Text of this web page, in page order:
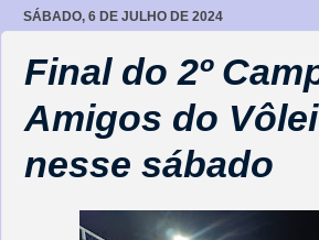
SÁBADO, 6 DE JULHO DE 2024
Final do 2º
Amigos do
nesse sábado